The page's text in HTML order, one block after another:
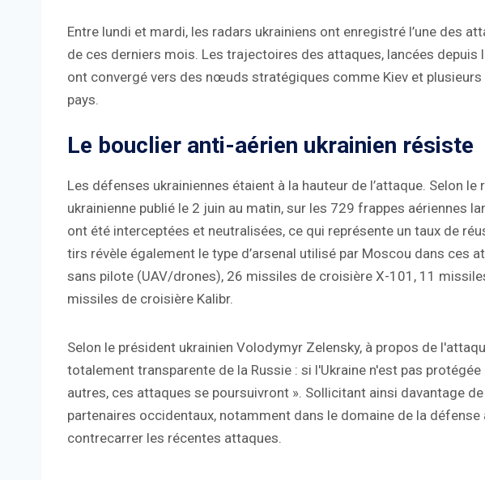
Entre lundi et mardi, les radars ukrainiens ont enregistré l’une des
de ces derniers mois. Les trajectoires des attaques, lancées depuis
ont convergé vers des nœuds stratégiques comme Kiev et
pays.
Le bouclier anti-aérien ukrainien résiste
Les défenses ukrainiennes étaient à la hauteur de l’attaque. Selon
ukrainienne publié le 2 juin au matin, sur les 729 frappes aériennes
ont été interceptées et neutralisées, ce qui représente un taux de
tirs révèle également le type d’arsenal utilisé par Moscou dans ces
sans pilote (UAV/drones), 26 missiles de croisière X-101, 11
missiles de croisière Kalibr.
Selon le président ukrainien Volodymyr Zelensky, à propos de
totalement transparente de la Russie : si l'Ukraine n'est pas
autres, ces attaques se poursuivront ». Sollicitant ainsi davantage
partenaires occidentaux, notamment dans le domaine de la
contrecarrer les récentes attaques.